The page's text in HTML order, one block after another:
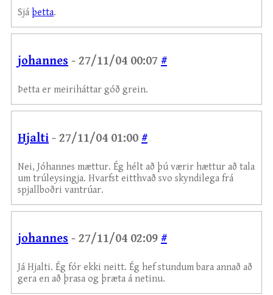
Sjá þetta.
johannes - 27/11/04 00:07 #
Þetta er meiriháttar góð grein.
Hjalti - 27/11/04 01:00 #
Nei, Jóhannes mættur. Ég hélt að þú værir hættur að tala
um trúleysingja. Hvarfst eitthvað svo skyndilega frá
spjallboðri vantrúar.
johannes - 27/11/04 02:09 #
Já Hjalti. Ég fór ekki neitt. Ég hef stundum bara annað að
gera en að þrasa og þræta á netinu.